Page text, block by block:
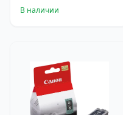
В наличии